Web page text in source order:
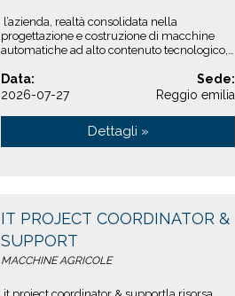
l’azienda, realtà consolidata nella
progettazione e costruzione di macchine
automatiche ad alto contenuto tecnologico,
Data:
2026-07-27
Sede:
Reggio emilia
Dettagli »
IT PROJECT COORDINATOR &
SUPPORT
MACCHINE AGRICOLE